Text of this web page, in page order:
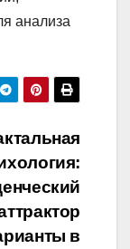
анализа
в